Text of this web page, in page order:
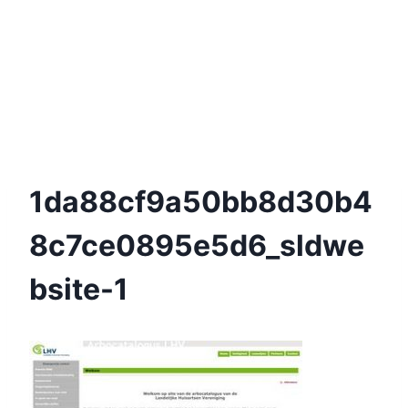
1da88cf9a50bb8d30b4
8c7ce0895e5d6_sldwe
Bsite-1